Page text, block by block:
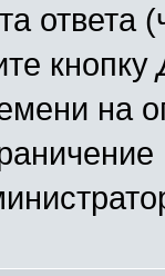
ответа
кнопку
на